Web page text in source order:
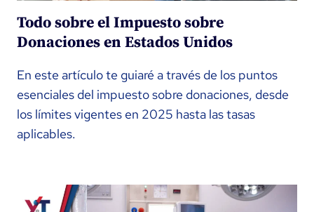
Todo sobre el Impuesto sobre
Donaciones en Estados Unidos
En este artículo te guiaré a través de los puntos
esenciales del impuesto sobre donaciones, desde
los límites vigentes en 2025 hasta las tasas
aplicables.